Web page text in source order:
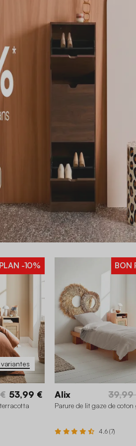
BON
Alix 39,99
Parure de lit gaze de coton
4.6 (7)
-10%
53,99 €